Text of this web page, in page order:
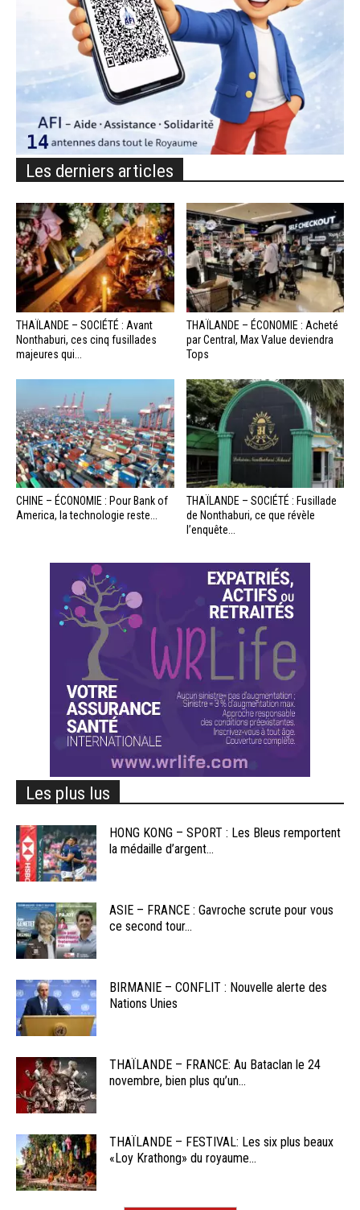
Les derniers articles
THAÏLANDE – SOCIÉTÉ : Avant
Nonthaburi, ces cinq fusillades
majeures qui...
THAÏLANDE – ÉCONOMIE : Acheté
par Central, Max Value deviendra
Tops
CHINE – ÉCONOMIE : Pour Bank of
America, la technologie reste...
THAÏLANDE – SOCIÉTÉ : Fusillade
de Nonthaburi, ce que révèle
l’enquête...
Les plus lus
HONG KONG – SPORT : Les Bleus remportent
la médaille d’argent...
ASIE – FRANCE : Gavroche scrute pour vous
ce second tour...
BIRMANIE – CONFLIT : Nouvelle alerte des
Nations Unies
THAÏLANDE – FRANCE: Au Bataclan le 24
novembre, bien plus qu’un...
THAÏLANDE – FESTIVAL: Les six plus beaux
«Loy Krathong» du royaume...